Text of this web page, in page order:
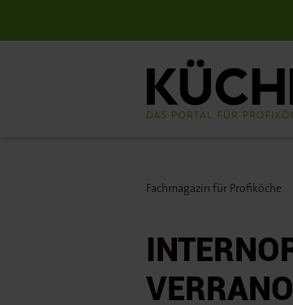
Fachmagazin für Profiköche